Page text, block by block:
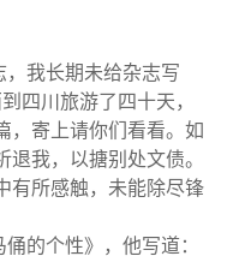
，我长期未给杂志写
四川旅游了四十天，
，寄上请你们看看。如
我，以搪别处文债。
有所感触，未能除尽锋
的个性》，他写道：